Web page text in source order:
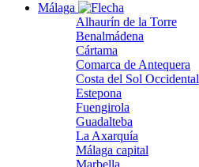
Málaga
Alhaurín de la Torre
Benalmádena
Cártama
Comarca de Antequera
Costa del Sol Occidental
Estepona
Fuengirola
Guadalteba
La Axarquía
Málaga capital